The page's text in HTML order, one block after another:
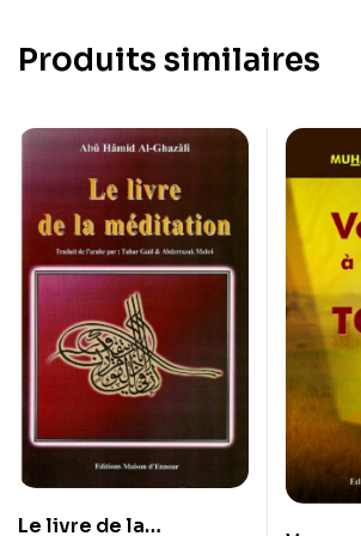
Produits similaires
Le livre de la